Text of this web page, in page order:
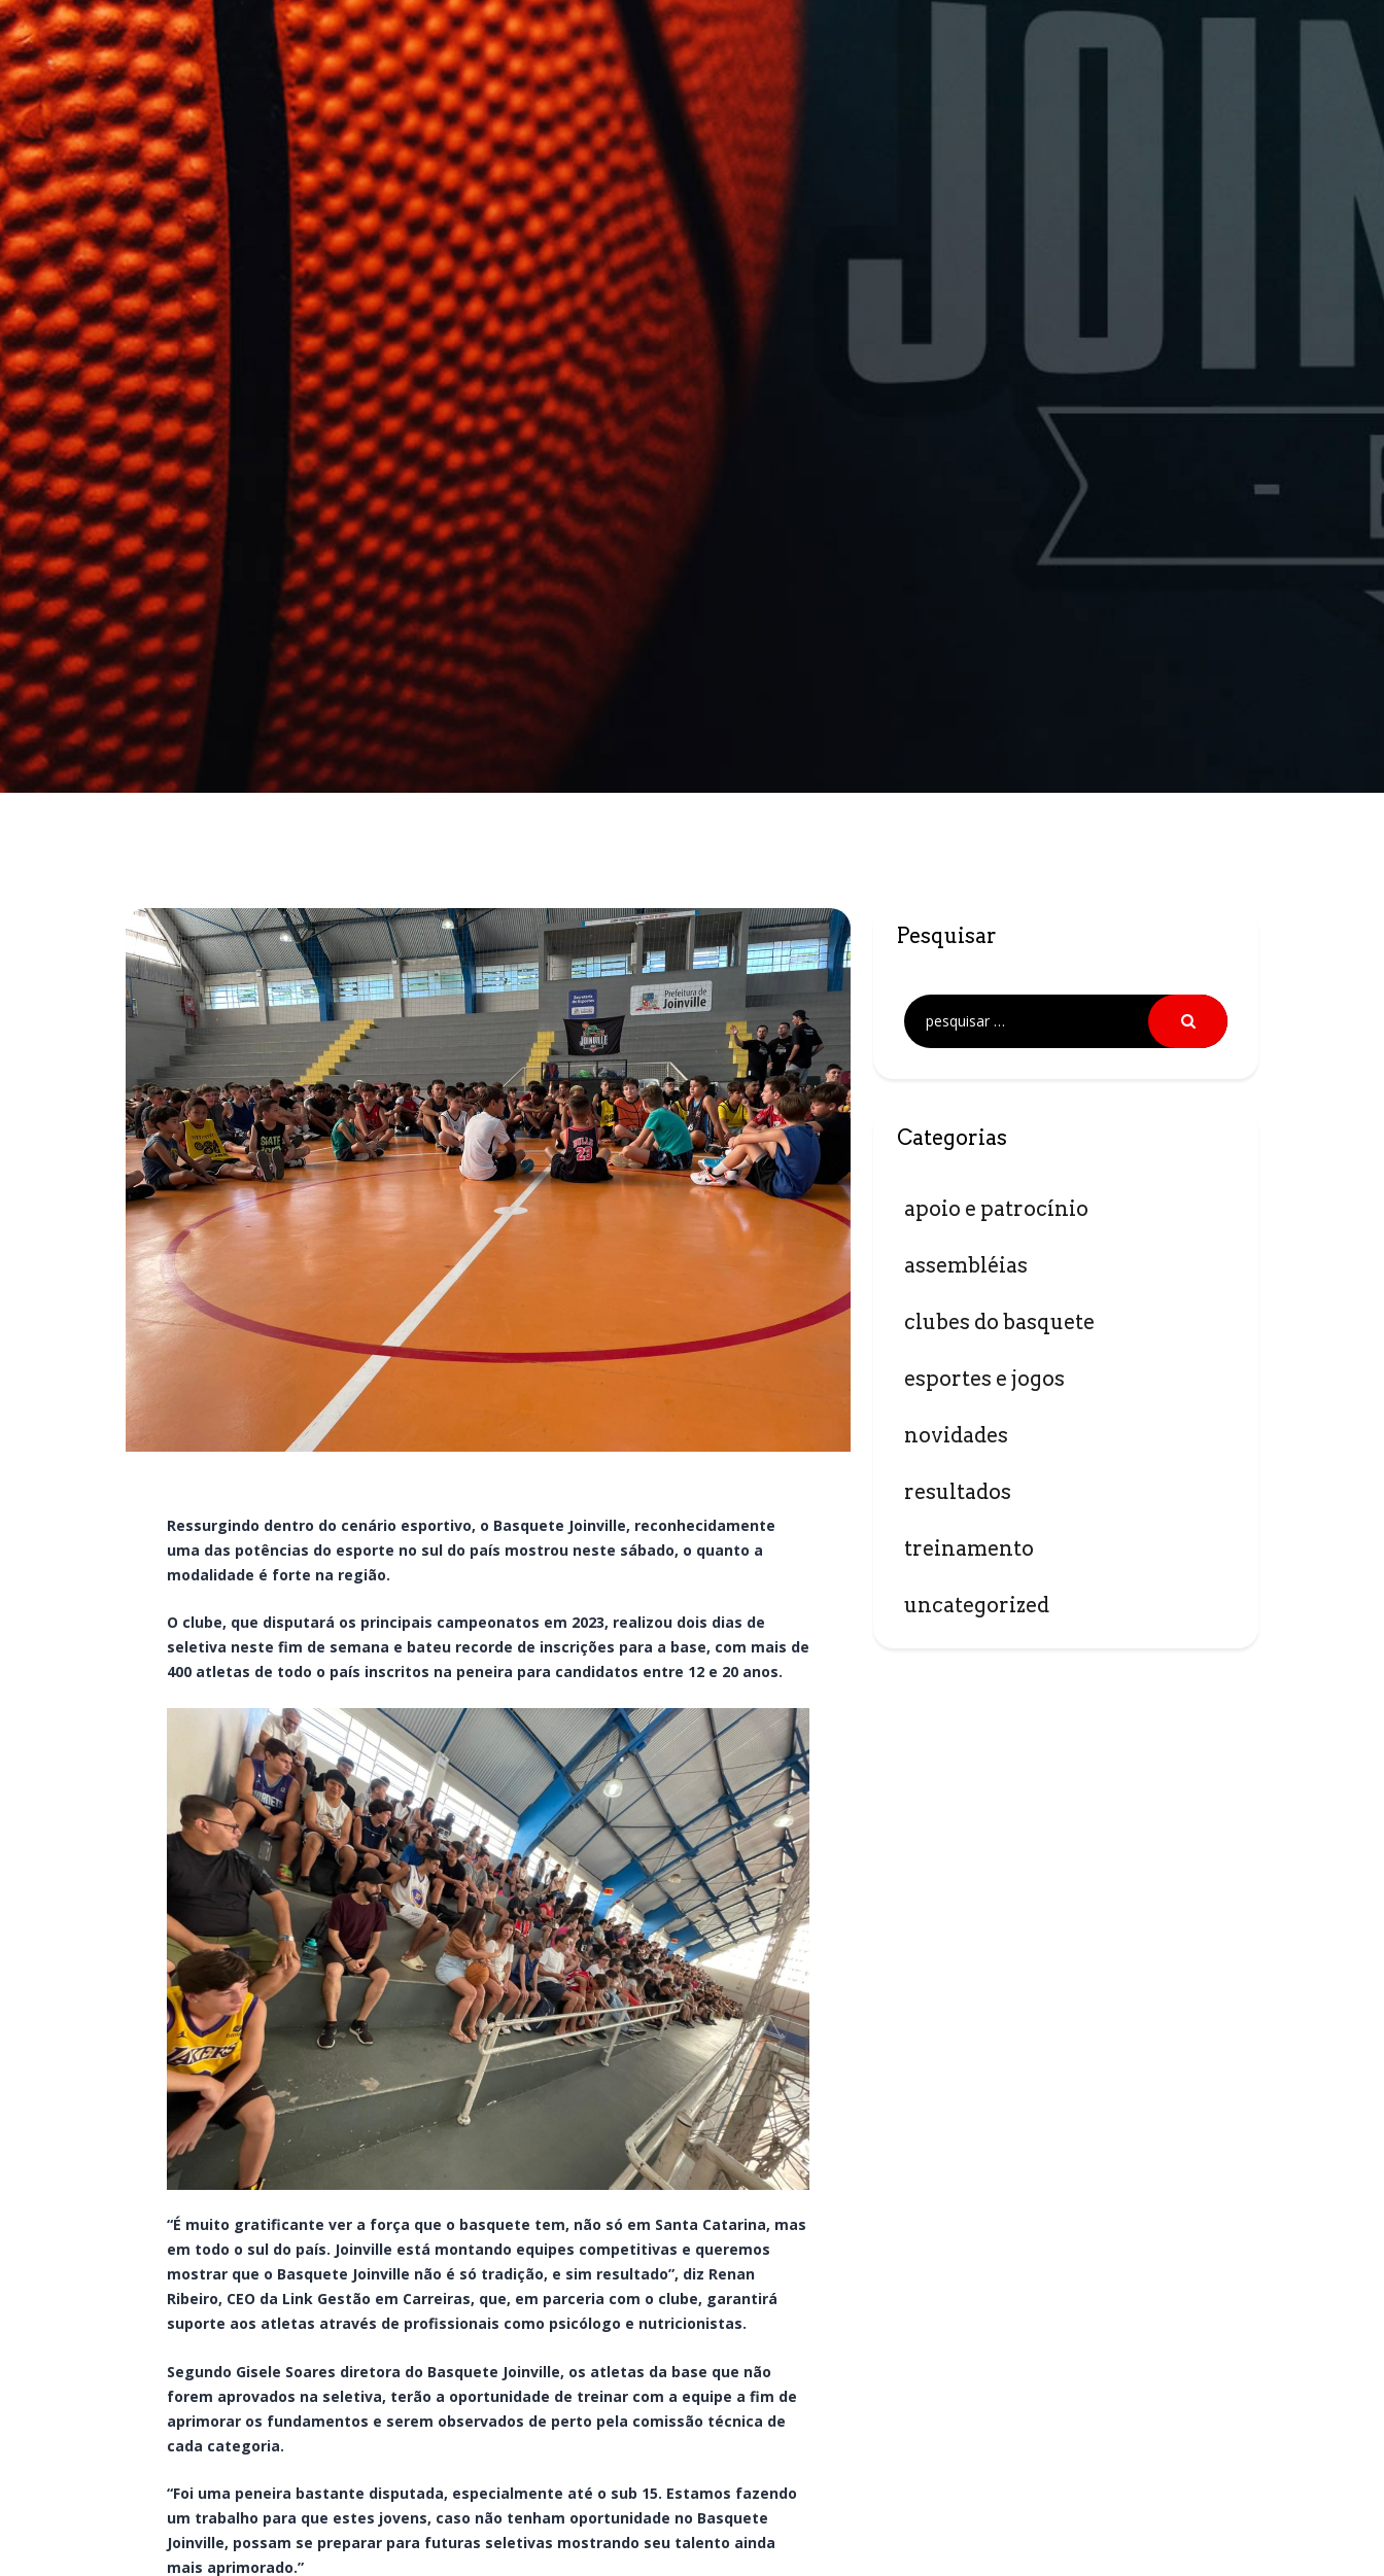
Ressurgindo dentro do cenário esportivo, o Basquete Joinville, reconhecidamente
uma das potências do esporte no sul do país mostrou neste sábado, o quanto a
modalidade é forte na região.
O clube, que disputará os principais campeonatos em 2023, realizou dois dias de
seletiva neste fim de semana e bateu recorde de inscrições para a base, com mais de
400 atletas de todo o país inscritos na peneira para candidatos entre 12 e 20 anos.
“É muito gratificante ver a força que o basquete tem, não só em Santa Catarina, mas
em todo o sul do país. Joinville está montando equipes competitivas e queremos
mostrar que o Basquete Joinville não é só tradição, e sim resultado”, diz Renan
Ribeiro, CEO da Link Gestão em Carreiras, que, em parceria com o clube, garantirá
suporte aos atletas através de profissionais como psicólogo e nutricionistas.
Segundo Gisele Soares diretora do Basquete Joinville, os atletas da base que não
forem aprovados na seletiva, terão a oportunidade de treinar com a equipe a fim de
aprimorar os fundamentos e serem observados de perto pela comissão técnica de
cada categoria.
“Foi uma peneira bastante disputada, especialmente até o sub 15. Estamos fazendo
um trabalho para que estes jovens, caso não tenham oportunidade no Basquete
Joinville, possam se preparar para futuras seletivas mostrando seu talento ainda
mais aprimorado.”
Pesquisar
Categorias
apoio e patrocínio
assembléias
clubes do basquete
esportes e jogos
novidades
resultados
treinamento
uncategorized